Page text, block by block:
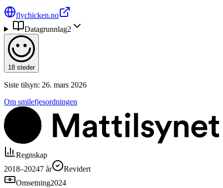
flychicken.no
Datagrunnlag2
18 steder
Siste tilsyn: 26. mars 2026
Om smilefjesordningen
Regnskap
2018–20247 år
Revidert
Omsetning2024